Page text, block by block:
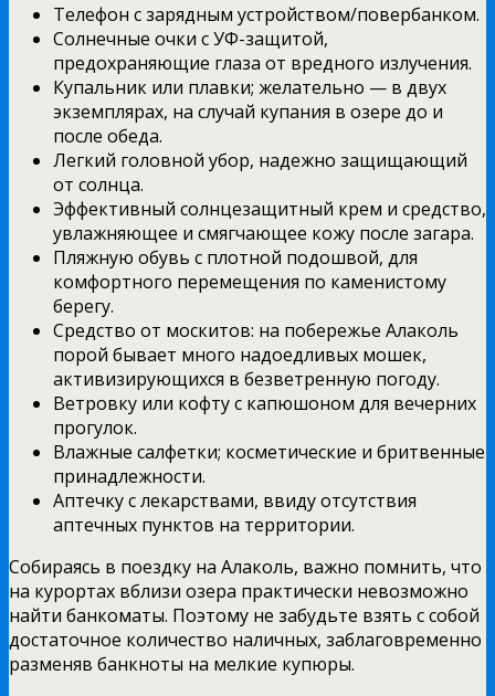
Телефон с зарядным устройством/повербанком.
Солнечные очки с УФ-защитой,
предохраняющие глаза от вредного излучения.
Купальник или плавки; желательно — в двух
экземплярах, на случай купания в озере до и
после обеда.
Легкий головной убор, надежно защищающий
от солнца.
Эффективный солнцезащитный крем и средство,
увлажняющее и смягчающее кожу после загара.
Пляжную обувь с плотной подошвой, для
комфортного перемещения по каменистому
берегу.
Средство от москитов: на побережье Алаколь
порой бывает много надоедливых мошек,
активизирующихся в безветренную погоду.
Ветровку или кофту с капюшоном для вечерних
прогулок.
Влажные салфетки; косметические и бритвенные
принадлежности.
Аптечку с лекарствами, ввиду отсутствия
аптечных пунктов на территории.
Собираясь в поездку на Алаколь, важно помнить, что
на курортах вблизи озера практически невозможно
найти банкоматы. Поэтому не забудьте взять с собой
достаточное количество наличных, заблаговременно
разменяв банкноты на мелкие купюры.